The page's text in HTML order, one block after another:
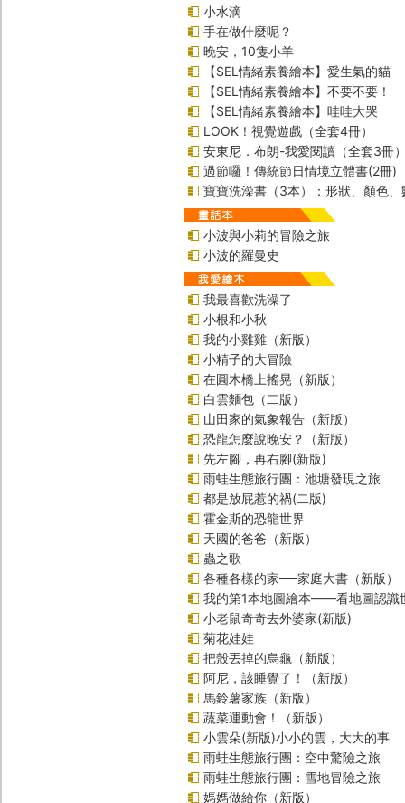
小水滴
手在做什麼呢？
晚安，10隻小羊
【SEL情緒素養繪本】愛生氣的貓
【SEL情緒素養繪本】不要不要！
【SEL情緒素養繪本】哇哇大哭
LOOK！視覺遊戲（全套4冊）
安東尼．布朗-我愛閱讀（全套3冊
過節囉！傳統節日情境立體書(2冊)
寶寶洗澡書（3本）：形狀、顏色、
小波與小莉的冒險之旅
小波的羅曼史
我最喜歡洗澡了
小根和小秋
我的小雞雞（新版）
小精子的大冒險
在圓木橋上搖晃（新版）
白雲麵包（二版）
山田家的氣象報告（新版）
恐龍怎麼說晚安？（新版）
先左腳，再右腳(新版)
雨蛙生態旅行團：池塘發現之旅
都是放屁惹的禍(二版)
霍金斯的恐龍世界
天國的爸爸（新版）
蟲之歌
各種各樣的家──家庭大書（新版）
我的第1本地圖繪本――看地圖認識
小老鼠奇奇去外婆家(新版)
菊花娃娃
把殼丟掉的烏龜（新版）
阿尼，該睡覺了！（新版）
馬鈴薯家族（新版）
蔬菜運動會！（新版）
小雲朵(新版)小小的雲，大大的事
雨蛙生態旅行團：空中驚險之旅
雨蛙生態旅行團：雪地冒險之旅
媽媽做給你（新版）